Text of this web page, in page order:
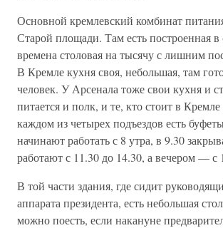
Основной кремлевский комбинат
Старой площади. Там есть построенная в
времена столовая на тысячу с лишним
В Кремле кухня своя, небольшая, там
человек. У Арсенала тоже свои кухня и
питается и полк, и те, кто стоит в
каждом из четырех подъездов есть
начинают работать с 8 утра, в 9.30
работают с 11.30 до 14.30, а вечером — с
В той части здания, где сидит
аппарата президента, есть небольшая
можно поесть, если накануне